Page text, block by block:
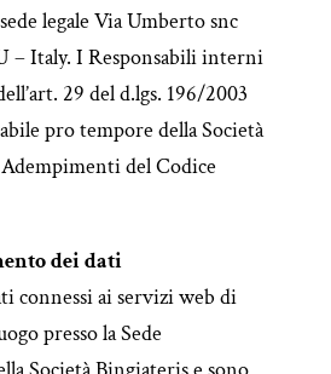
legale Via Umberto snc
– Italy. I Responsabili interni
29 del d.lgs. 196/2003
pro tempore della Società
del Codice
dei dati
connessi ai servizi web di
presso la Sede